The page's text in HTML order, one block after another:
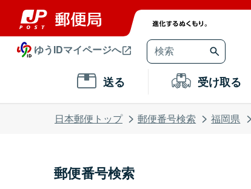
ゆうIDマイページへ
送る 受け取る
日本郵便トップ 郵便番号検索 福岡県
郵便番号検索